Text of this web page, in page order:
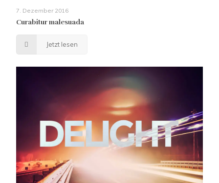
7. Dezember 2016
Curabitur malesuada
Jetzt lesen